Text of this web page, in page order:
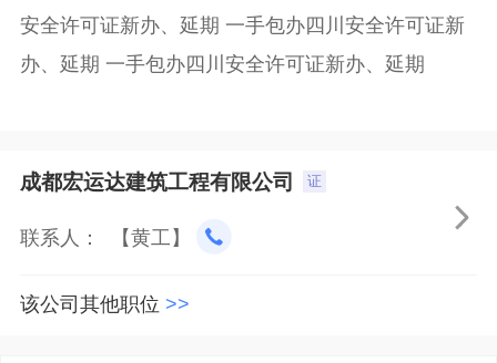
安全许可证新办、延期 一手包办四川安全许可证新
办、延期 一手包办四川安全许可证新办、延期
成都宏运达建筑工程有限公司 证

联系人： 【黄工】
该公司其他职位 >>